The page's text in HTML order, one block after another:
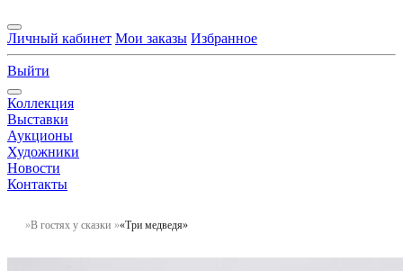
Личный кабинет Мои заказы Избранное
Выйти
Коллекция
Выставки
Аукционы
Художники
Новости
Контакты
В гостях у сказки «Три медведя»